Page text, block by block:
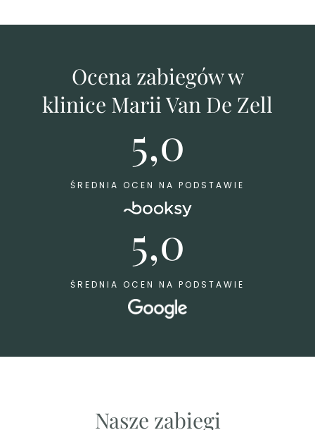
Ocena zabiegów w
klinice Marii Van De Zell
5,0
ŚREDNIA OCEN NA PODSTAWIE
5,0
ŚREDNIA OCEN NA PODSTAWIE
Nasze zabiegi